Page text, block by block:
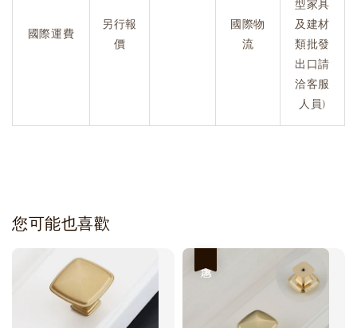
國際運費
另行報
價
國際物
流
型家具
及建材
類批發
出口請
洽客服
人員)
您可能也喜歡